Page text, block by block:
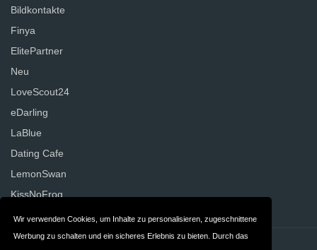
Wir verwenden Cookies, um Inhalte zu personalisieren, zugeschnittene
Werbung zu schalten und ein sicheres Erlebnis zu bieten. Durch das
Bildkontakte
Finya
ElitePartner
Neu
LoveScout24
eDarling
LaBlue
Dating Cafe
LemonSwan
KissNoFrog